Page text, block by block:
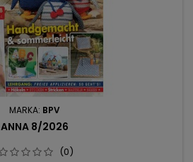
MARKA: BPV
ANNA 8/2026
(0)